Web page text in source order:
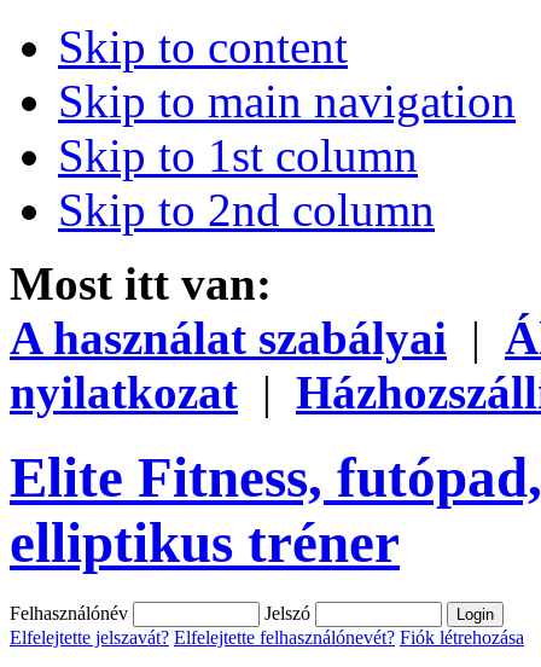
Skip to content
Skip to main navigation
Skip to 1st column
Skip to 2nd column
Most itt van:
A használat szabályai |
nyilatkozat |
Elite Fitness,
elliptikus tréner
Felhasználónév
Jelszó
Elfelejtette jelszavát? Elfelejtette felhasználónevét? Fiók létrehozása